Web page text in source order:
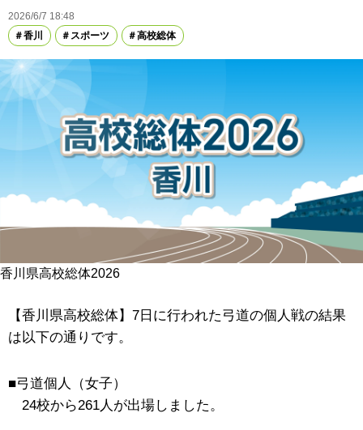
2026/6/7 18:48
香川
スポーツ 高校総体
香川県高校総体2026
【香川県高校総体】7日に行われた弓道の個人戦の結果
は以下の通りです。
■弓道個人（女子）
24校から261人が出場しました。